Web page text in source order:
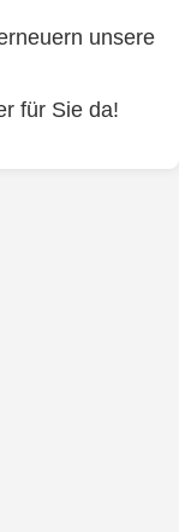
unsere
für Sie da!